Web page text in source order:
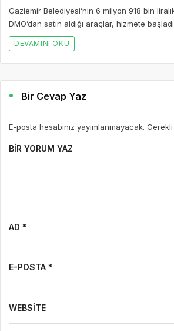
Gaziemir Belediyesi’nin 6 milyon 918 bin
DMO’dan satın aldığı araçlar, hizmete
DEVAMINI OKU
Bir Cevap Yaz
E-posta hesabınız yayımlanmayacak.
BIR YORUM YAZ
AD *
E-POSTA *
WEBSITE